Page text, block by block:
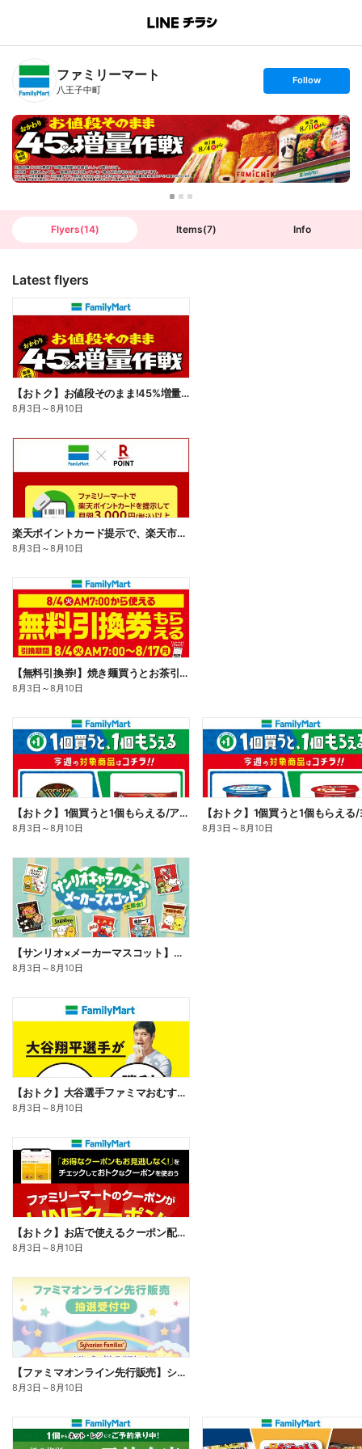
B
n
T
ファミリーマート
八王子中町
s
t
o
l
l
o
w
Follow
Flyers(14) Items(7) Info
Latest flyers
【おトク】お値段そのまま!45%増量作戦!
8月3日 ～8月10日
楽天ポイントカード提示で、楽天市場でのお買い物がおトクに!
8月3日 ～8月10日
【無料引換券!】焼き麺買うとお茶引換券貰える!
8月3日 ～8月10日
【おトク】1個買うと1個もらえる/アイス
8月3日 ～8月10日 8月3日 ～8月10日
【サンリオ×メーカーマスコット】オリジナルグッズ貰える!
8月3日 ～8月10日
【おトク】大谷選手ファミマおむすび割
8月3日 ～8月10日
【おトク】お店で使えるクーポン配信中
8月3日 ～8月10日
【ファミマオンライン先行販売】シルバニアファミリー
8月3日 ～8月10日